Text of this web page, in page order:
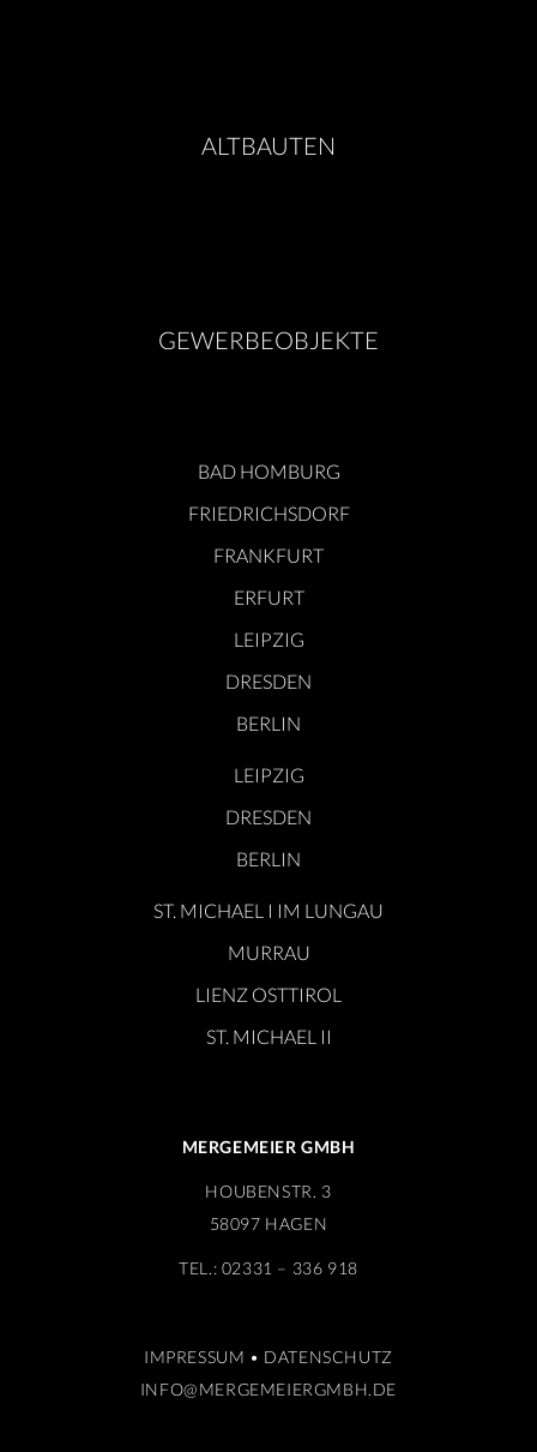
ALTBAUTEN
GEWERBEOBJEKTE
BAD HOMBURG
FRIEDRICHSDORF
FRANKFURT
ERFURT
LEIPZIG
DRESDEN
BERLIN
LEIPZIG
DRESDEN
BERLIN
ST. MICHAEL I IM LUNGAU
MURRAU
LIENZ OSTTIROL
ST. MICHAEL II
MERGEMEIER GMBH
HOUBENSTR. 3
58097 HAGEN
TEL.: 02331 – 336 918
IMPRESSUM • DATENSCHUTZ
INFO@MERGEMEIERGMBH.DE